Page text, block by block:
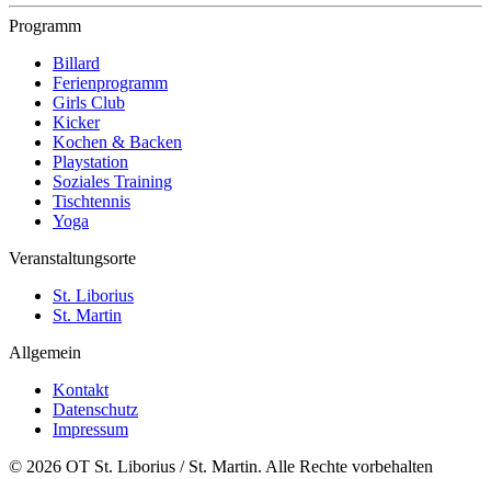
Programm
Billard
Ferienprogramm
Girls Club
Kicker
Kochen & Backen
Playstation
Soziales Training
Tischtennis
Yoga
Veranstaltungsorte
St. Liborius
St. Martin
Allgemein
Kontakt
Datenschutz
Impressum
© 2026 OT St. Liborius / St. Martin. Alle Rechte vorbehalten